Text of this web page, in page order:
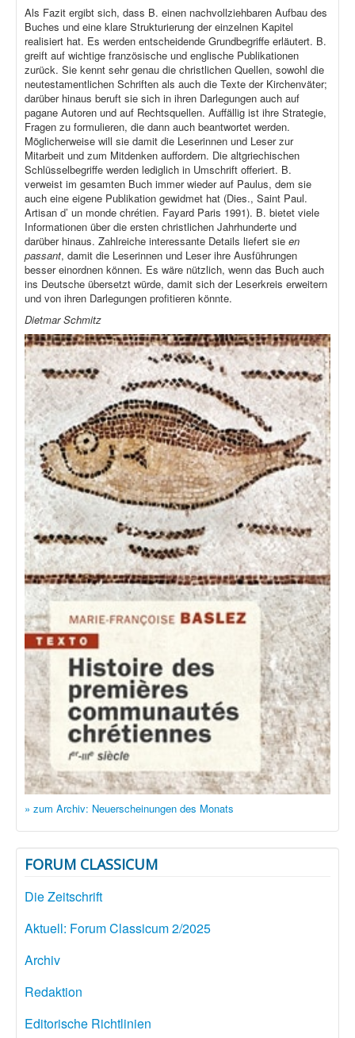
Als Fazit ergibt sich, dass B. einen nachvollziehbaren Aufbau des
Buches und eine klare Strukturierung der einzelnen Kapitel
realisiert hat. Es werden entscheidende Grundbegriffe erläutert. B.
greift auf wichtige französische und englische Publikationen
zurück. Sie kennt sehr genau die christlichen Quellen, sowohl die
neutestamentlichen Schriften als auch die Texte der Kirchenväter;
darüber hinaus beruft sie sich in ihren Darlegungen auch auf
pagane Autoren und auf Rechtsquellen. Auffällig ist ihre Strategie,
Fragen zu formulieren, die dann auch beantwortet werden.
Möglicherweise will sie damit die Leserinnen und Leser zur
Mitarbeit und zum Mitdenken auffordern. Die altgriechischen
Schlüsselbegriffe werden lediglich in Umschrift offeriert. B.
verweist im gesamten Buch immer wieder auf Paulus, dem sie
auch eine eigene Publikation gewidmet hat (Dies., Saint Paul.
Artisan d’ un monde chrétien. Fayard Paris 1991). B. bietet viele
Informationen über die ersten christlichen Jahrhunderte und
darüber hinaus. Zahlreiche interessante Details liefert sie en
passant, damit die Leserinnen und Leser ihre Ausführungen
besser einordnen können. Es wäre nützlich, wenn das Buch auch
ins Deutsche übersetzt würde, damit sich der Leserkreis erweitern
und von ihren Darlegungen profitieren könnte.
Dietmar Schmitz
» zum Archiv: Neuerscheinungen des Monats
FORUM CLASSICUM
Die Zeitschrift
Aktuell: Forum Classicum 2/2025
Archiv
Redaktion
Editorische Richtlinien